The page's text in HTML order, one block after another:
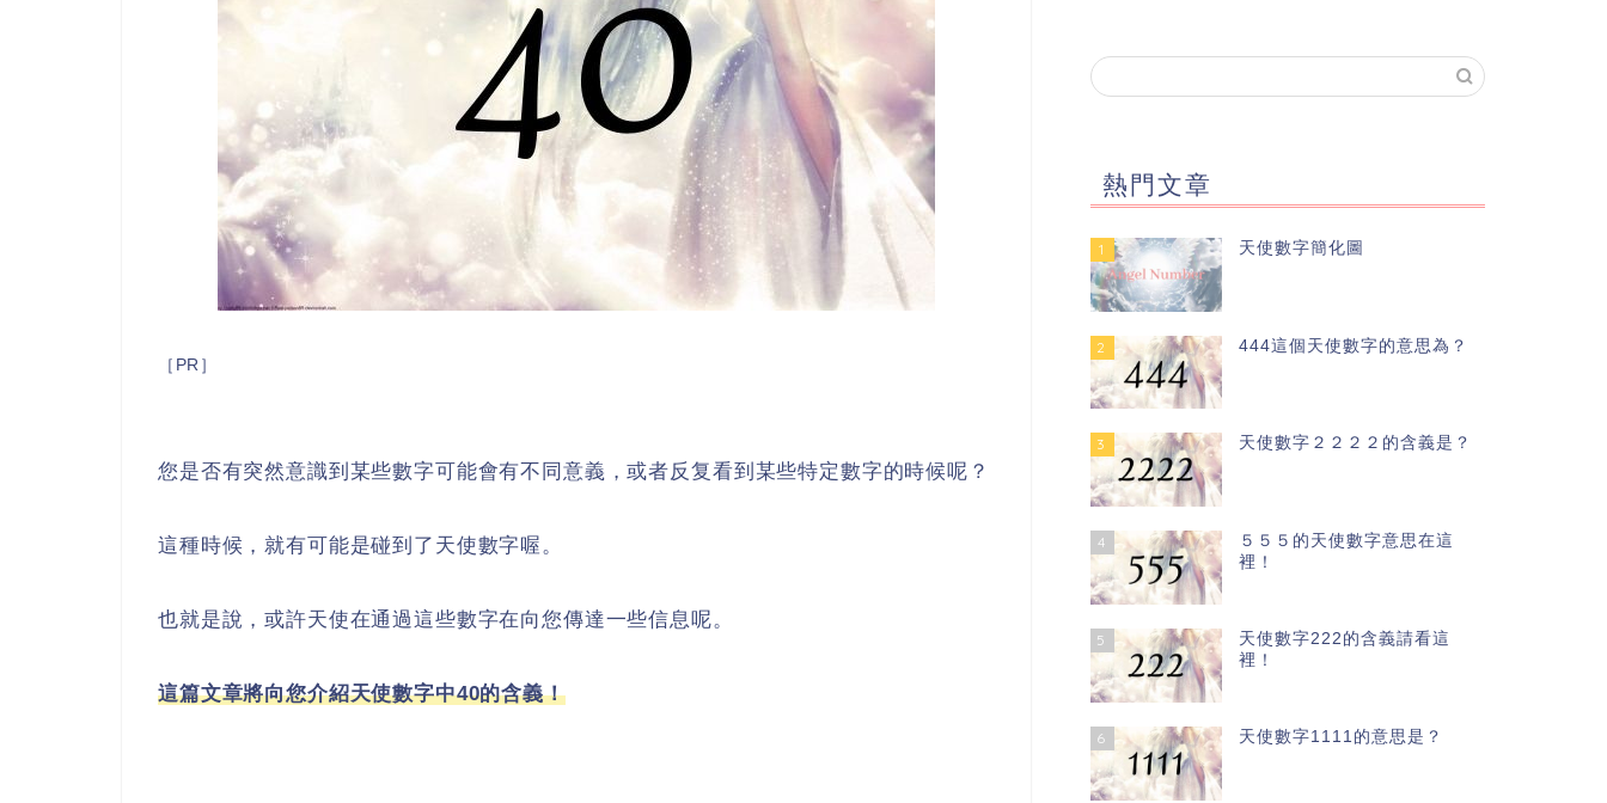
［PR］
您是否有突然意識到某些數字可能會有不同意義，或者反复看到某些特定數字的時候呢？
這種時候，就有可能是碰到了天使數字喔。
也就是說，或許天使在通過這些數字在向您傳達一些信息呢。
這篇文章將向您介紹天使數字中40的含義！
熱門文章
1 天使數字簡化圖
2 444這個天使數字的意思為？
3 天使數字２２２２的含義是？
4
５５５的天使數字意思在這
裡！
5
天使數字222的含義請看這
裡！
6 天使數字1111的意思是？